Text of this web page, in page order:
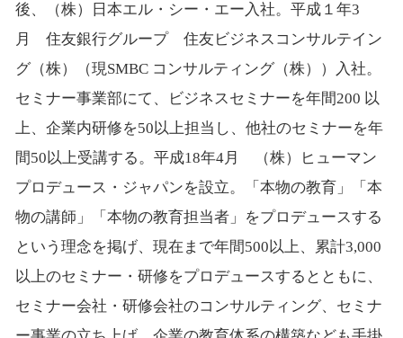
後、（株）日本エル・シー・エー入社。平成１年3
月 住友銀行グループ 住友ビジネスコンサルテイン
グ（株）（現SMBC コンサルティング（株））入社。
セミナー事業部にて、ビジネスセミナーを年間200 以
上、企業内研修を50以上担当し、他社のセミナーを年
間50以上受講する。平成18年4月 （株）ヒューマン
プロデュース・ジャパンを設立。「本物の教育」「本
物の講師」「本物の教育担当者」をプロデュースする
という理念を掲げ、現在まで年間500以上、累計3,000
以上のセミナー・研修をプロデュースするとともに、
セミナー会社・研修会社のコンサルティング、セミナ